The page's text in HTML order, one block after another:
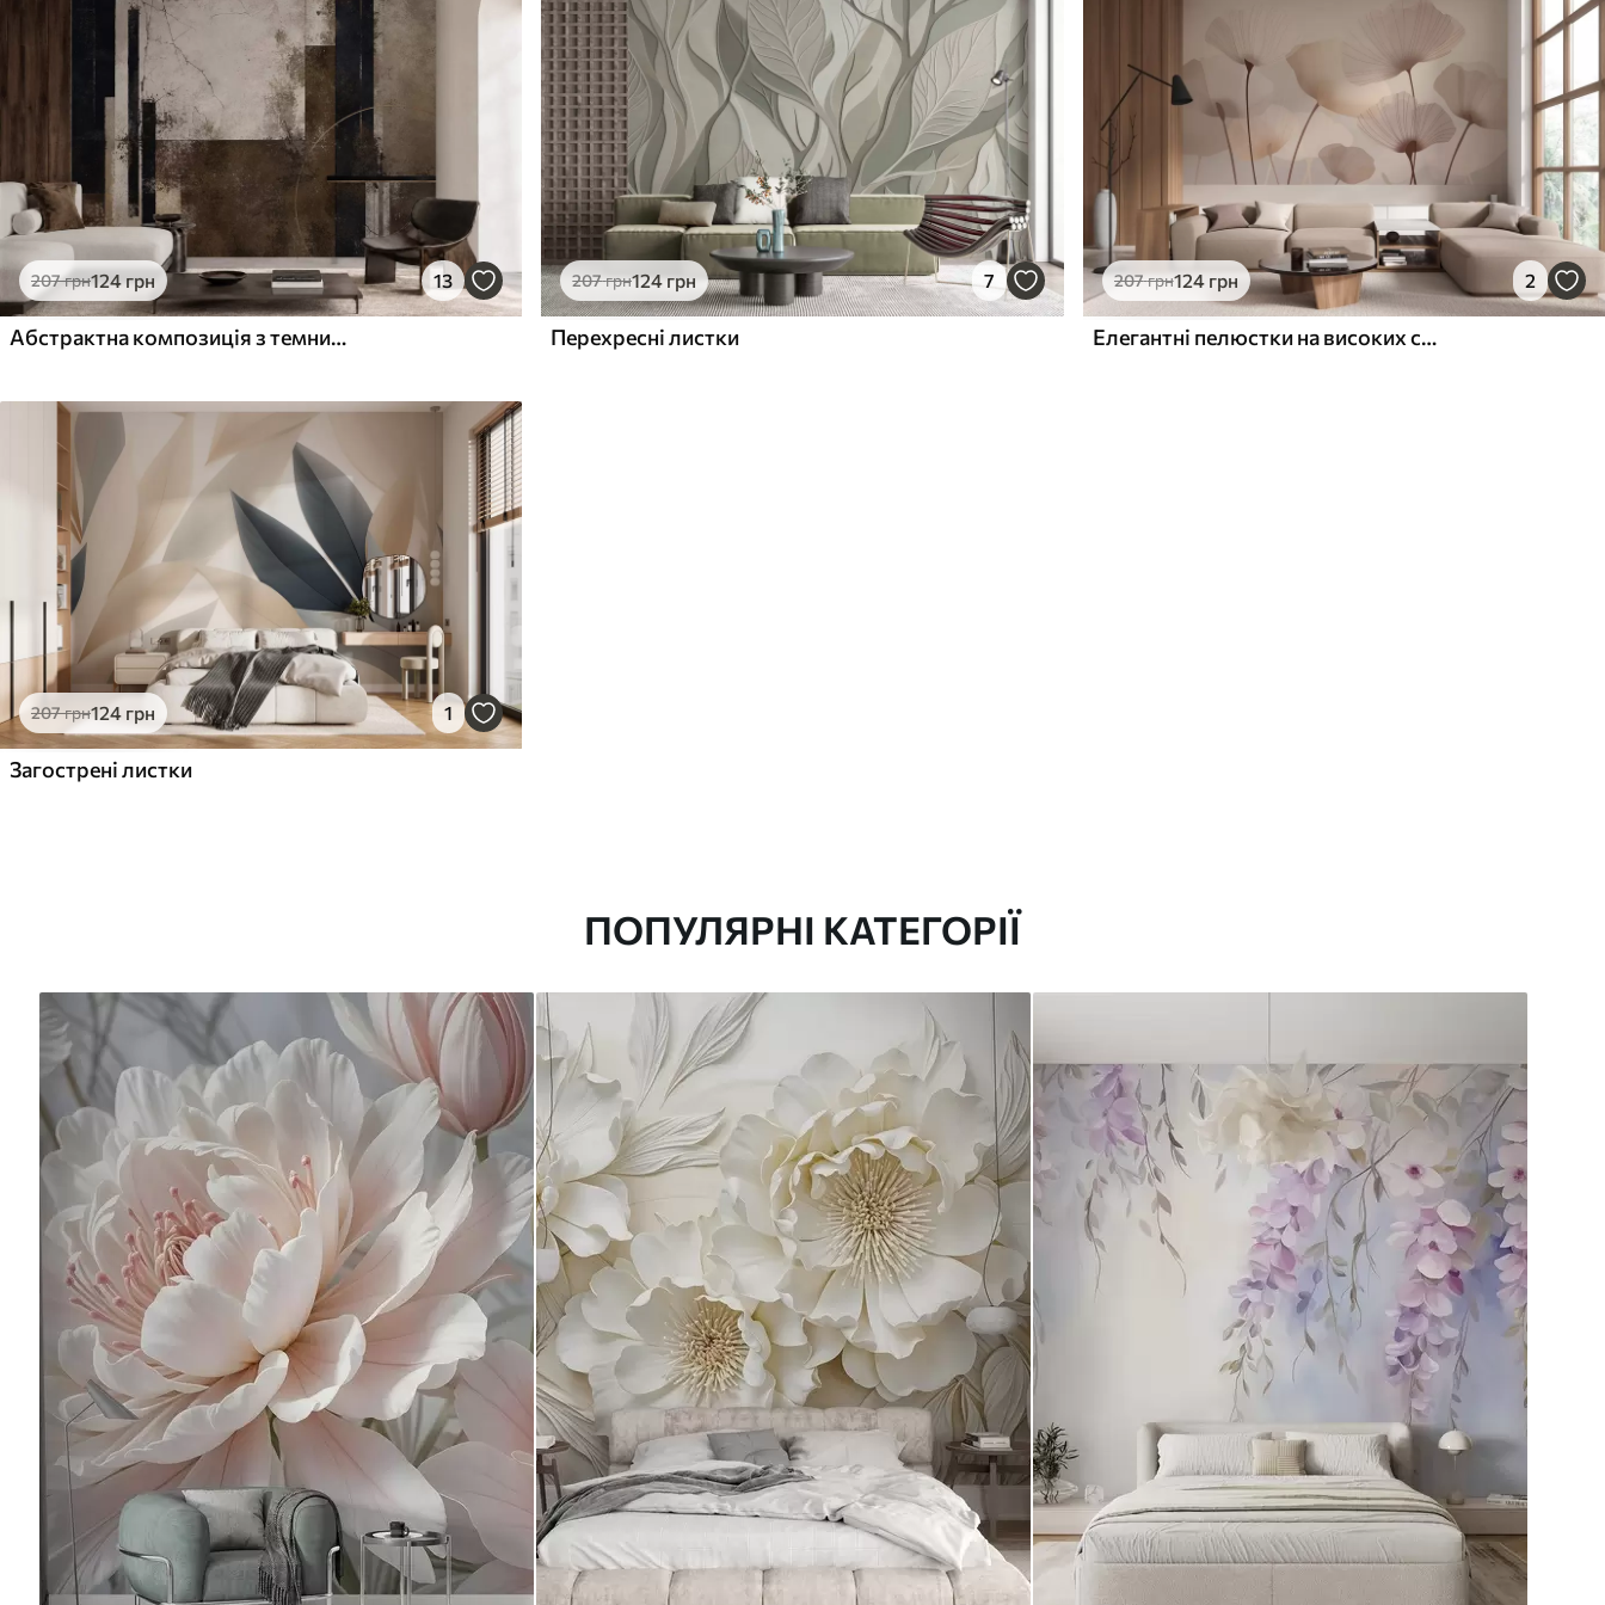
207грн124 грн 13
Абстрактна композиція з темними лініями та фактурами
207грн124грн 7
Перехресні листки
207грн124 грн 2
Елегантні пелюстки на високих стеблах у пастельних відтінках
207грн124 грн 1
Загострені листки
ПОПУЛЯРНІ КАТЕГОРІЇ